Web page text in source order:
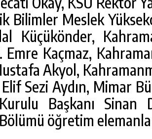
Bilimler Meslek
Küçükönder,
Emre Kaçmaz,
Akyol,
Sezi Aydın, Mimar
Başkanı Sinan
öğretim